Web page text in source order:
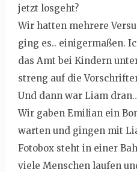
jetzt losgeht?
Wir hatten mehrere
ging es.. einigermaßen.
das Amt bei Kindern
streng auf die
Und dann war Liam
Wir gaben Emilian ein
warten und gingen mit
Fotobox steht in einer
viele Menschen laufen